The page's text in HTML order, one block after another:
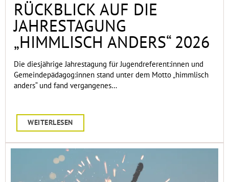
RÜCKBLICK AUF DIE
JAHRESTAGUNG
„HIMMLISCH ANDERS“ 2026
Die diesjährige Jahrestagung für Jugendreferent:innen und
Gemeindepädagog:innen stand unter dem Motto „himmlisch
anders“ und fand vergangenes…
WEITERLESEN